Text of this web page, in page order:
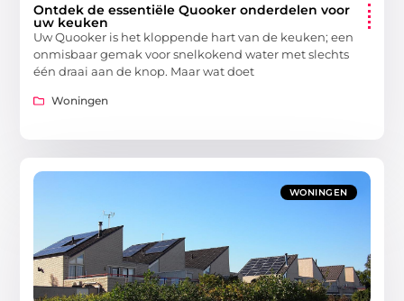
Ontdek de essentiële Quooker onderdelen voor
uw keuken
Uw Quooker is het kloppende hart van de keuken; een
onmisbaar gemak voor snelkokend water met slechts
één draai aan de knop. Maar wat doet
Woningen
WONINGEN